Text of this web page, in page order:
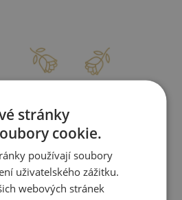
Doprava
Zjistit více
stránky
cookie.
používají soubory
uživatelského zážitku.
webových stránek